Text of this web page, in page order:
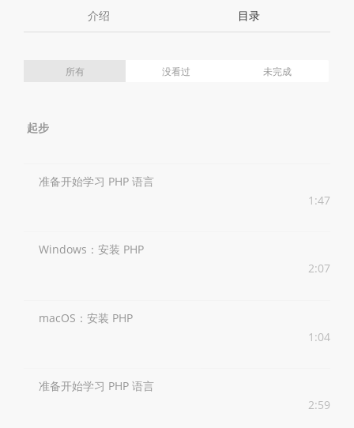
介绍 目录
所有 没看过 未完成
起步
准备开始学习 PHP 语言
1:47
Windows：安装 PHP
2:07
macOS：安装 PHP
1:04
准备开始学习 PHP 语言
2:59